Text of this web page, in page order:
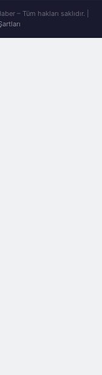
– Tüm hakları saklıdır. |